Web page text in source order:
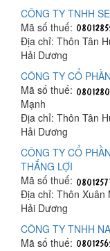
CÔNG TY TNHH
Mã số thuế:
Địa chỉ: Thôn Tân
Hải Dương
CÔNG TY CỔ
Mã số thuế:
Mạnh
Địa chỉ: Thôn Tân
Hải Dương
CÔNG TY CỔ
THẮNG LỢI
Mã số thuế:
Địa chỉ: Thôn Xuân
Hải Dương
CÔNG TY TNHH
Mã số thuế: